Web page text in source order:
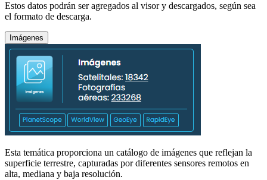
Estos datos podrán ser agregados al visor y descargados, según sea
el formato de descarga.
Imágenes
Esta temática proporciona un catálogo de imágenes que reflejan la
superficie terrestre, capturadas por diferentes sensores remotos en
alta, mediana y baja resolución.